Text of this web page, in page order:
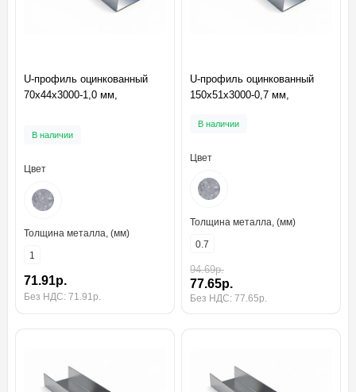
U-профиль оцинкованный
70x44x3000-1,0 мм,
В наличии
Цвет
Толщина металла, (мм)
1
71.91р.
Без НДС: 71.91р.
U-профиль оцинкованный
150x51x3000-0,7 мм,
В наличии
Цвет
Толщина металла, (мм)
0.7
94.69р.
77.65р.
Без НДС: 77.65р.